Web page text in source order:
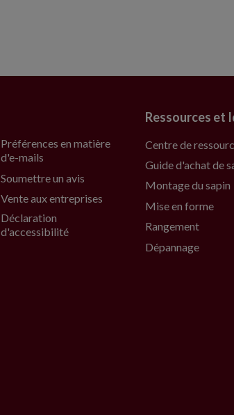
Préférences en matière
d'e-mails
Soumettre un avis
Vente aux entreprises
Déclaration
d'accessibilité
Ressources et
Centre de
Guide d'achat de
Montage du sapin
Mise en forme
Rangement
Dépannage